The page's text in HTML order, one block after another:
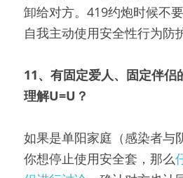
卸给对方。419约炮时候不
自我主动使用安全性行为防
11、 有固定爱人、固定伴侣
理解U=U？
如果是单阳家庭（感染者与
你想停止使用安全套，那么